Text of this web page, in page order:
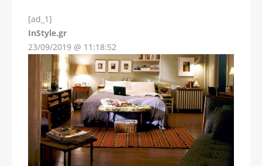
[ad_1]
InStyle.gr
23/09/2019 @ 11:18:52